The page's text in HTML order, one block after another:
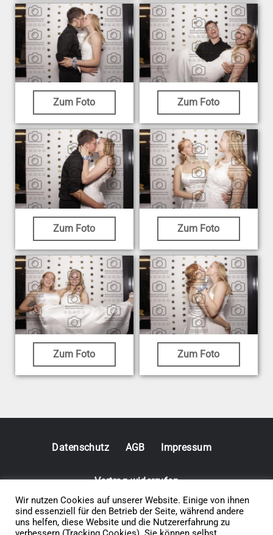
Zum Foto Zum Foto
Zum Foto Zum Foto
Zum Foto Zum Foto
© 2026 • Elephants 5
Datenschutz AGB Impressum
Vertrag widerrufen
Wir nutzen Cookies auf unserer Website. Einige von ihnen
sind essenziell für den Betrieb der Seite, während andere
uns helfen, diese Website und die Nutzererfahrung zu